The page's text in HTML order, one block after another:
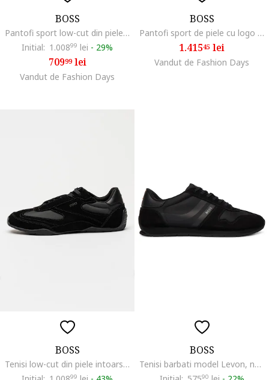
BOSS
Pantofi sport low-cut din piele cu detalii texturate, Negru
Initial: 1.00899 lei - 29%
70999lei
Vandut de Fashion Days
BOSS
Pantofi sport de piele cu logo discret Bulton, Negru
1.41545 lei
Vandut de Fashion Days
BOSS
Tenisi low-cut din piele intoarsa si material textil Jaylen, Negru
99
BOSS
Tenisi barbati model Levon, negru, textil, Negru
90